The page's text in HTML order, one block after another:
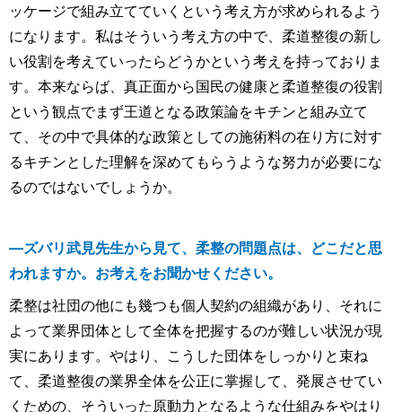
ッケージで組み立てていくという考え方が求められるよう
になります。私はそういう考え方の中で、柔道整復の新し
い役割を考えていったらどうかという考えを持っておりま
す。本来ならば、真正面から国民の健康と柔道整復の役割
という観点でまず王道となる政策論をキチンと組み立て
て、その中で具体的な政策としての施術料の在り方に対す
るキチンとした理解を深めてもらうような努力が必要にな
るのではないでしょうか。
―ズバリ武見先生から見て、柔整の問題点は、どこだと思
われますか。お考えをお聞かせください。
柔整は社団の他にも幾つも個人契約の組織があり、それに
よって業界団体として全体を把握するのが難しい状況が現
実にあります。やはり、こうした団体をしっかりと束ね
て、柔道整復の業界全体を公正に掌握して、発展させてい
くための、そういった原動力となるような仕組みをやはり